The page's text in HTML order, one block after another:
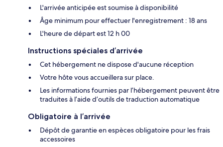
L'arrivée anticipée est soumise à disponibilité
Âge minimum pour effectuer l'enregistrement : 18 ans
L'heure de départ est 12 h 00
Instructions spéciales d’arrivée
Cet hébergement ne dispose d'aucune réception
Votre hôte vous accueillera sur place.
Les informations fournies par l’hébergement peuvent être
traduites à l’aide d’outils de traduction automatique
Obligatoire à l’arrivée
Dépôt de garantie en espèces obligatoire pour les frais
accessoires